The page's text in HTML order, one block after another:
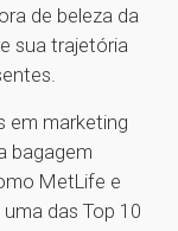
de beleza da
sua trajetória
em marketing
bagagem
MetLife e
das Top 10